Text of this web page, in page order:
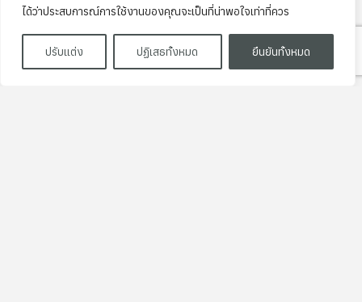
ได้ว่าประสบการณ์การใช้งานของคุณจะเป็นที่น่าพอใจเท่าที่ควร
ปรับแต่ง ปฏิเสธทั้งหมด ยืนยันทั้งหมด